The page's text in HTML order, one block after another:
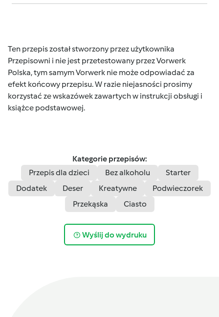
Ten przepis został stworzony przez użytkownika
Przepisowni i nie jest przetestowany przez Vorwerk
Polska, tym samym Vorwerk nie może odpowiadać za
efekt końcowy przepisu. W razie niejasności prosimy
korzystać ze wskazówek zawartych w instrukcji obsługi i
książce podstawowej.
Kategorie przepisów:
Przepis dla dzieci
Bez alkoholu
Starter
Dodatek
Deser Kreatywne
Podwieczorek
Przekąska
Ciasto
Wyślij do wydruku